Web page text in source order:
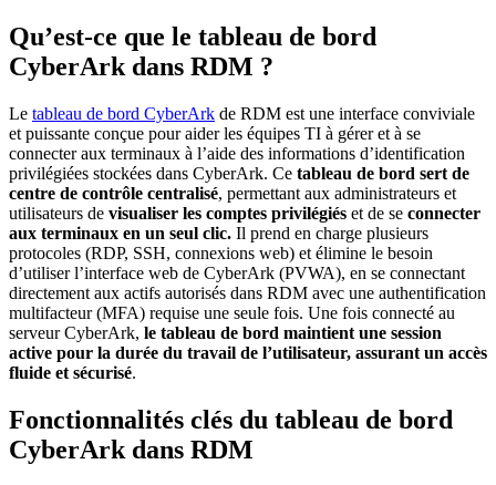
Qu’est-ce que le tableau de bord
CyberArk dans RDM ?
Le tableau de bord CyberArk de RDM est une interface conviviale
et puissante conçue pour aider les équipes TI à gérer et à se
connecter aux terminaux à l’aide des informations d’identification
privilégiées stockées dans CyberArk. Ce tableau de bord sert de
centre de contrôle centralisé, permettant aux administrateurs et
utilisateurs de visualiser les comptes privilégiés et de se connecter
aux terminaux en un seul clic. Il prend en charge plusieurs
protocoles (RDP, SSH, connexions web) et élimine le besoin
d’utiliser l’interface web de CyberArk (PVWA), en se connectant
directement aux actifs autorisés dans RDM avec une authentification
multifacteur (MFA) requise une seule fois. Une fois connecté au
serveur CyberArk, le tableau de bord maintient une session
active pour la durée du travail de l’utilisateur, assurant un accès
fluide et sécurisé.
Fonctionnalités clés du tableau de bord
CyberArk dans RDM